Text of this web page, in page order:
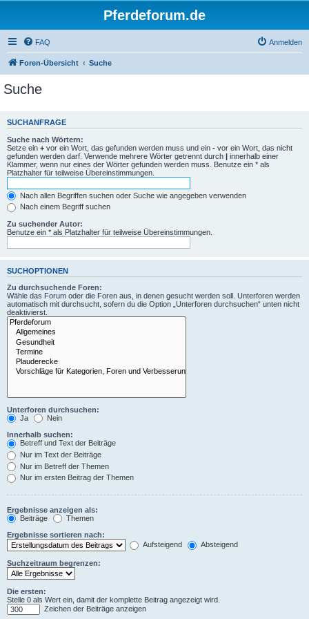
Pferdeforum.de
FAQ Anmelden
Foren-Übersicht Suche
Suche
SUCHANFRAGE
Suche nach Wörtern:
Setze ein + vor ein Wort, das gefunden werden muss und ein - vor ein Wort, das nicht
gefunden werden darf. Verwende mehrere Wörter getrennt durch | innerhalb einer
Klammer, wenn nur eines der Wörter gefunden werden muss. Benutze ein * als
Platzhalter für teilweise Übereinstimmungen.
Nach allen Begriffen suchen oder Suche wie angegeben verwenden
Nach einem Begriff suchen
Zu suchender Autor:
Benutze ein * als Platzhalter für teilweise Übereinstimmungen.
SUCHOPTIONEN
Zu durchsuchende Foren:
Wähle das Forum oder die Foren aus, in denen gesucht werden soll. Unterforen werden
automatisch mit durchsucht, sofern du die Option „Unterforen durchsuchen“ unten nicht
deaktivierst.
Unterforen durchsuchen:
Ja
Nein
Innerhalb suchen:
Betreff und Text der Beiträge
Nur im Text der Beiträge
Nur im Betreff der Themen
Nur im ersten Beitrag der Themen
Ergebnisse anzeigen als:
Beiträge
Themen
Ergebnisse sortieren nach:
Aufsteigend
Absteigend
Suchzeitraum begrenzen:
Die ersten:
Stelle 0 als Wert ein, damit der komplette Beitrag angezeigt wird.
Zeichen der Beiträge anzeigen